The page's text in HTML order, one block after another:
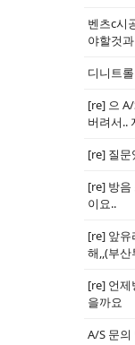
벤츠c시
야할것
디니트
[re] 으
버려서..
[re] 질문
[re] 방음
이요..
[re] 앞유
해,,(부산
[re] 언제
을까요
A/S 문의